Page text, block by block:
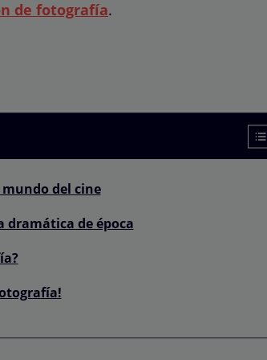
de fotografía.
del cine
dramática de época